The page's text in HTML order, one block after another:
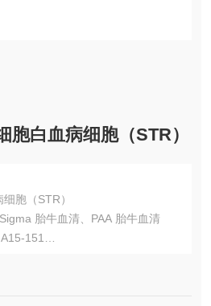
胞白血病细胞（​STR）
胞（​STR）
胎牛血清、PAA 胎牛血清
151
临床科研用途。